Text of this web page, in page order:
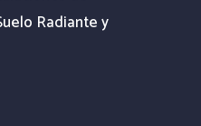
Radiante y